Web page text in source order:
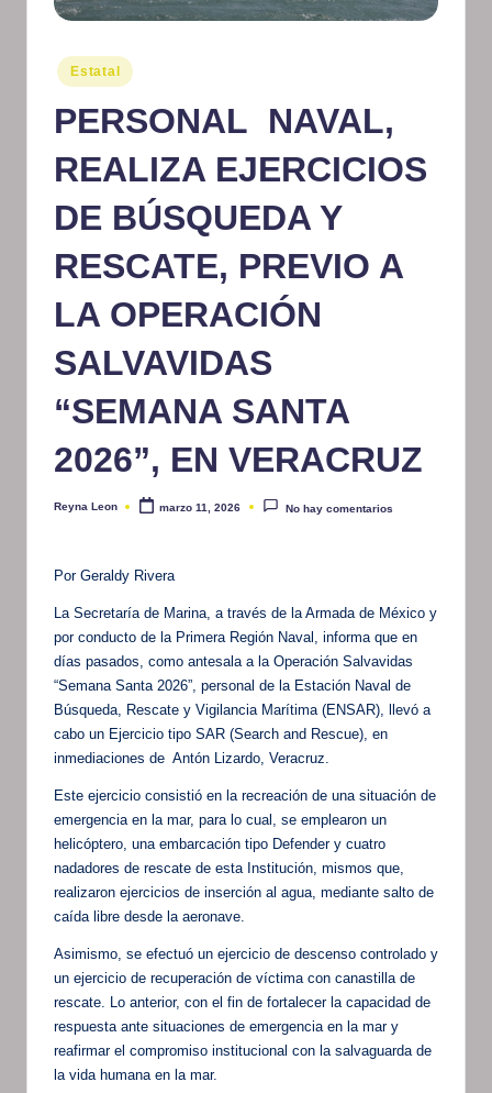
m
at
iv
o
Publicado
en
Estatal
PERSONAL NAVAL,
REALIZA EJERCICIOS
DE BÚSQUEDA Y
RESCATE, PREVIO A
LA OPERACIÓN
SALVAVIDAS
“SEMANA SANTA
2026”, EN VERACRUZ
Publicado
Reyna Leon marzo 11, 2026 No hay comentarios
Por Geraldy Rivera
La Secretaría de Marina, a través de la Armada de México y
por conducto de la Primera Región Naval, informa que en
días pasados, como antesala a la Operación Salvavidas
“Semana Santa 2026”, personal de la Estación Naval de
Búsqueda, Rescate y Vigilancia Marítima (ENSAR), llevó a
cabo un Ejercicio tipo SAR (Search and Rescue), en
inmediaciones de Antón Lizardo, Veracruz.
Este ejercicio consistió en la recreación de una situación de
emergencia en la mar, para lo cual, se emplearon un
helicóptero, una embarcación tipo Defender y cuatro
nadadores de rescate de esta Institución, mismos que,
realizaron ejercicios de inserción al agua, mediante salto de
caída libre desde la aeronave.
Asimismo, se efectuó un ejercicio de descenso controlado y
un ejercicio de recuperación de víctima con canastilla de
rescate. Lo anterior, con el fin de fortalecer la capacidad de
respuesta ante situaciones de emergencia en la mar y
reafirmar el compromiso institucional con la salvaguarda de
la vida humana en la mar.